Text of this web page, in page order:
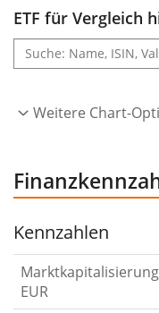
werden verkauft.
Virginia. Zudem
Quelle: Facunda
ETF für Vergleich
Weitere Chart-
Kennzahlen
EUR